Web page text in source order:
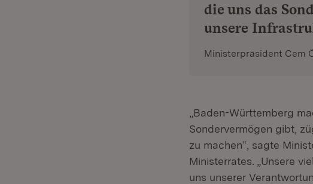
die uns das
unsere
Ministerpräsident Cem
„Baden-Württemberg
Sondervermögen gibt,
zu machen“, sagte
Ministerrates. „Unsere
uns unserer